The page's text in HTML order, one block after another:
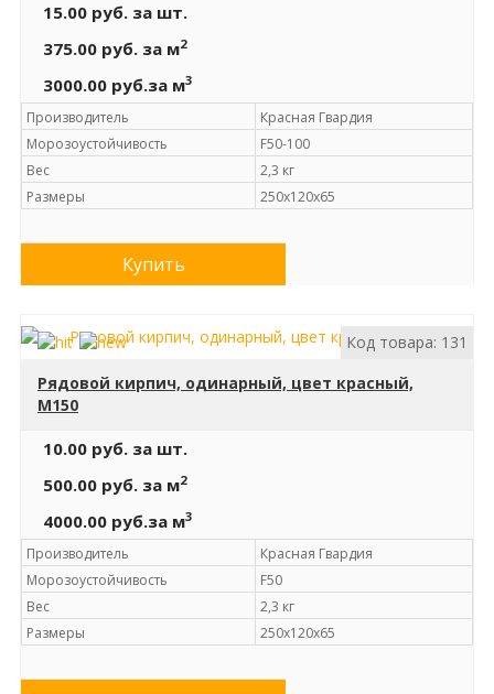
15.00 руб. за шт.
375.00 руб. за м2
3000.00 руб.за м3
Производитель
Красная Гвардия
Морозоустойчивость
F50-100
Вес
2,3 кг
Размеры
250х120х65
Купить
Код товара: 131
Рядовой кирпич, одинарный, цвет красный,
М150
10.00 руб. за шт.
500.00 руб. за м2
4000.00 руб.за м3
Производитель
Красная Гвардия
Морозоустойчивость
F50
Вес
2,3 кг
Размеры
250х120х65